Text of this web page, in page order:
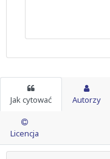
Jak cytować Autorzy
Licencja